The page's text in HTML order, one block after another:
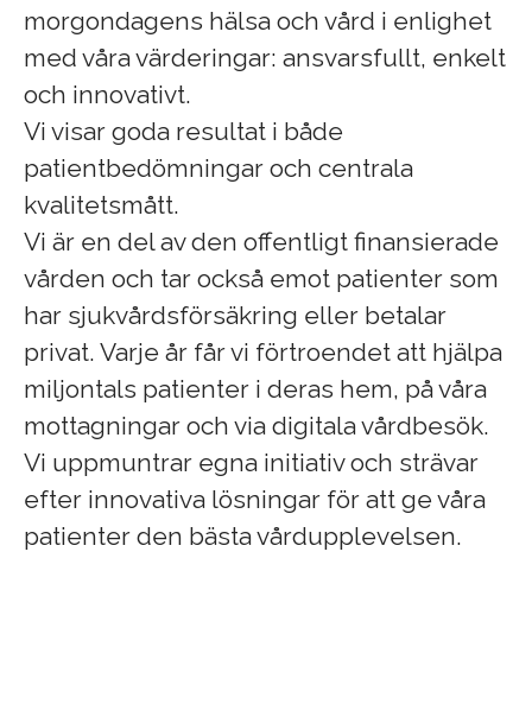
morgondagens hälsa och vård i enlighet
med våra värderingar: ansvarsfullt, enkelt
och innovativt.
Vi visar goda resultat i både
patientbedömningar och centrala
kvalitetsmått.
Vi är en del av den offentligt finansierade
vården och tar också emot patienter som
har sjukvårdsförsäkring eller betalar
privat. Varje år får vi förtroendet att hjälpa
miljontals patienter i deras hem, på våra
mottagningar och via digitala vårdbesök.
Vi uppmuntrar egna initiativ och strävar
efter innovativa lösningar för att ge våra
patienter den bästa vårdupplevelsen.